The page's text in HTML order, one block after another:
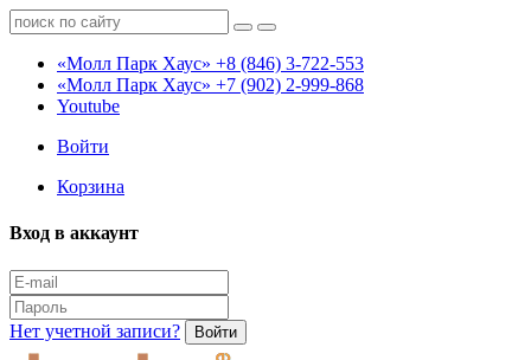
«Молл Парк Хаус» +8 (846) 3-722-553
«Молл Парк Хаус» +7 (902) 2-999-868
Youtube
Войти
Корзина
Вход в аккаунт
Нет учетной записи? Войти